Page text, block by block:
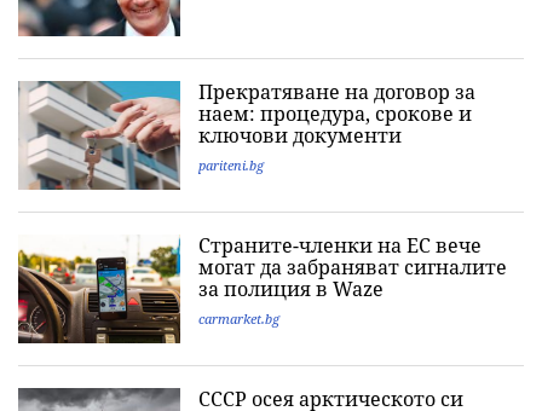
Прекратяване на договор за
наем: процедура, срокове и
ключови документи
pariteni.bg
Страните-членки на ЕС вече
могат да забраняват сигналите
за полиция в Waze
carmarket.bg
СССР осея арктическото си